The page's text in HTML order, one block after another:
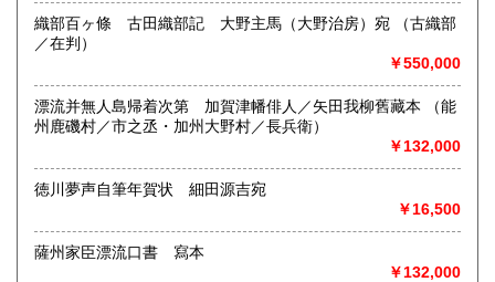
書籍の買取について
御尊家樣デ御用濟ニナリマシタ古本、雜誌ヲ弊店ヘ御賣リ下
籍、雜誌ガ有リマシタラ何種ヲ問ワズ一册デモ結構デス弊店
ヘ御拂下ゲ願ヒマス誠實ヲ旨トシテ必ズ御滿足ノ行ク樣勉強
買受致シマス
哲学宗教、歴史、美術工芸、国語国文、古典籍、近代文献、
織部百ヶ條 古田織部記 大野主馬（大野治房）宛 （古織部
／在判）
￥550,000
漂流并無人島帰着次第 加賀津幡俳人／矢田我柳舊藏本 （能
州鹿磯村／市之丞・加州大野村／長兵衛）
￥132,000
徳川夢声自筆年賀状 細田源吉宛
￥16,500
薩州家臣漂流口書 寫本
￥132,000